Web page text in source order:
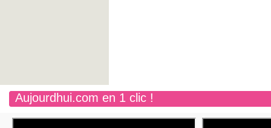
Aujourdhui.com en 1 clic !